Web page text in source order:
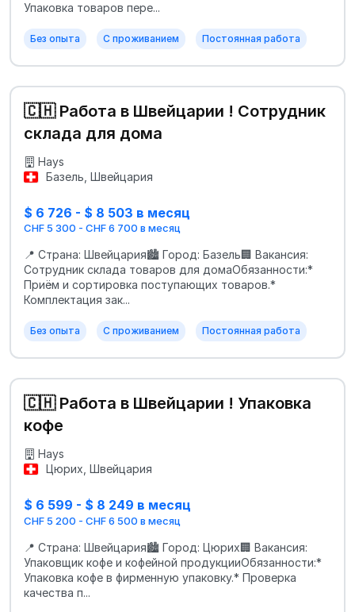
Упаковка товаров пере...
Без опыта С проживанием Постоянная работа
🇨🇭 Работа в Швейцарии ! Сотрудник
склада для дома
Hays
Базель, Швейцария
$ 6 726 - $ 8 503 в месяц
CHF 5 300 - CHF 6 700 в месяц
📍 Страна: Швейцария🏙 Город: Базель🏢 Вакансия:
Сотрудник склада товаров для домаОбязанности:*
Приём и сортировка поступающих товаров.*
Комплектация зак...
Без опыта С проживанием Постоянная работа
🇨🇭 Работа в Швейцарии ! Упаковка
кофе
Hays
Цюрих, Швейцария
$ 6 599 - $ 8 249 в месяц
CHF 5 200 - CHF 6 500 в месяц
📍 Страна: Швейцария🏙 Город: Цюрих🏢 Вакансия:
Упаковщик кофе и кофейной продукцииОбязанности:*
Упаковка кофе в фирменную упаковку.* Проверка
качества п...